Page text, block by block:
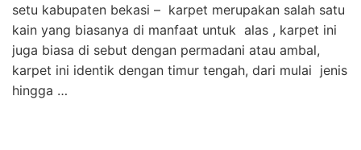
setu kabupaten bekasi – karpet merupakan salah satu
kain yang biasanya di manfaat untuk alas , karpet ini
juga biasa di sebut dengan permadani atau ambal,
karpet ini identik dengan timur tengah, dari mulai jenis
hingga …